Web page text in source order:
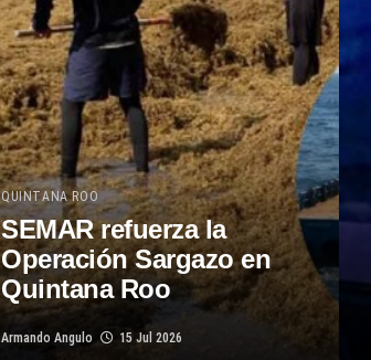
QUINTANA ROO
SEMAR refuerza la
Operación Sargazo en
Quintana Roo
Armando Angulo 15 Jul 2026